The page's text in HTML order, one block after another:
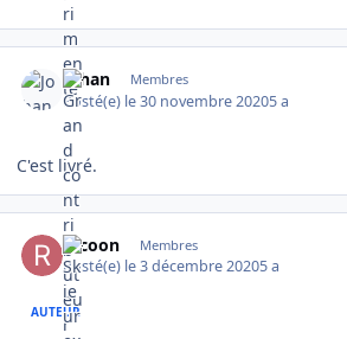
Johan Membres
Posté(e) le 30 novembre 20205 a
comment_2454
Author stats
C'est livré.
racoon Membres
Posté(e) le 3 décembre 20205 a
AUTEUR
comment_2496
Author stats